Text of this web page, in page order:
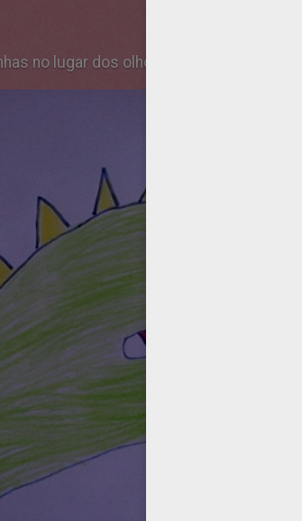
no lugar dos olhos.